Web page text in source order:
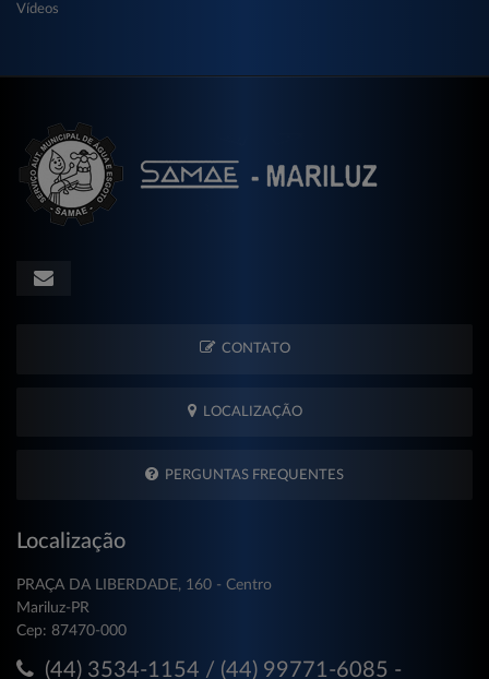
Vídeos
CONTATO
LOCALIZAÇÃO
PERGUNTAS FREQUENTES
Localização
PRAÇA DA LIBERDADE, 160 - Centro
Mariluz-PR
Cep: 87470-000
(44) 3534-1154 / (44) 99771-6085 -